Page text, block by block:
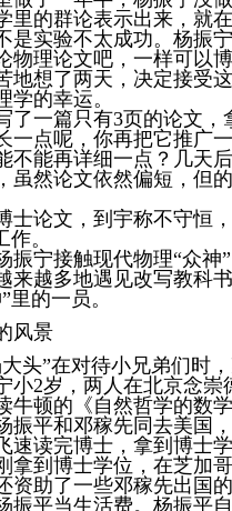
里的群论表示出来，就
是实验不太成功。杨振
物理论文吧，一样可以
地想了两天，决定接受
学的幸运。
了一篇只有3页的论文
一点呢，你再把它推广
不能再详细一点？几天
虽然论文依然偏短，但
士论文，到宇称不守恒
。
振宁接触现代物理“众
来越多地遇见改写教科
里的一员。
风景
头”在对待小兄弟们时
小2岁，两人在北京念
牛顿的《自然哲学的数
振平和邓稼先同去美国
速读完博士，拿到博士
拿到博士学位，在芝加
资助了一些邓稼先出国
振平当生活费。杨振平